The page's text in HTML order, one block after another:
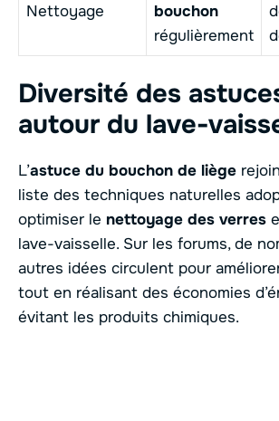
Nettoyage
bouchon
régulièrement
Diversité des
autour du lave-
L’astuce du bouchon de liège
liste des techniques naturelles
optimiser le nettoyage des verres
lave-vaisselle. Sur les forums, de
autres idées circulent pour
tout en réalisant des économies
évitant les produits chimiques.